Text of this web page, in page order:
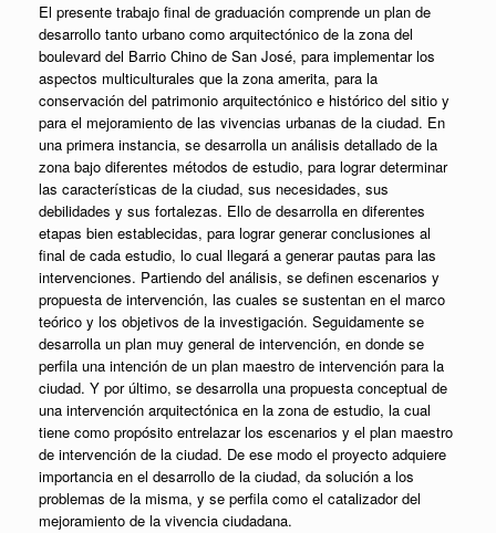
El presente trabajo final de graduación comprende un plan de
desarrollo tanto urbano como arquitectónico de la zona del
boulevard del Barrio Chino de San José, para implementar los
aspectos multiculturales que la zona amerita, para la
conservación del patrimonio arquitectónico e histórico del sitio y
para el mejoramiento de las vivencias urbanas de la ciudad. En
una primera instancia, se desarrolla un análisis detallado de la
zona bajo diferentes métodos de estudio, para lograr determinar
las características de la ciudad, sus necesidades, sus
debilidades y sus fortalezas. Ello de desarrolla en diferentes
etapas bien establecidas, para lograr generar conclusiones al
final de cada estudio, lo cual llegará a generar pautas para las
intervenciones. Partiendo del análisis, se definen escenarios y
propuesta de intervención, las cuales se sustentan en el marco
teórico y los objetivos de la investigación. Seguidamente se
desarrolla un plan muy general de intervención, en donde se
perfila una intención de un plan maestro de intervención para la
ciudad. Y por último, se desarrolla una propuesta conceptual de
una intervención arquitectónica en la zona de estudio, la cual
tiene como propósito entrelazar los escenarios y el plan maestro
de intervención de la ciudad. De ese modo el proyecto adquiere
importancia en el desarrollo de la ciudad, da solución a los
problemas de la misma, y se perfila como el catalizador del
mejoramiento de la vivencia ciudadana.